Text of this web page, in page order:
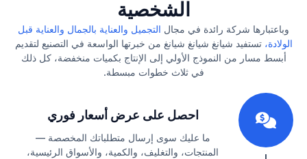
الشخصية
وباعتبارها شركة رائدة في مجال التجميل والعناية بالجمال والعناية قبل
الولادة، تستفيد شيانغ شيانغ شيانغ من خبرتها الواسعة في التصنيع لتقديم
أبسط مسار من النموذج الأولي إلى الإنتاج بكميات منخفضة، كل ذلك
في ثلاث خطوات مبسطة.
احصل على عرض أسعار فوري
ما عليك سوى إرسال متطلباتك المخصصة —
المنتجات، والتغليف، والكمية، والأسواق الرئيسية،